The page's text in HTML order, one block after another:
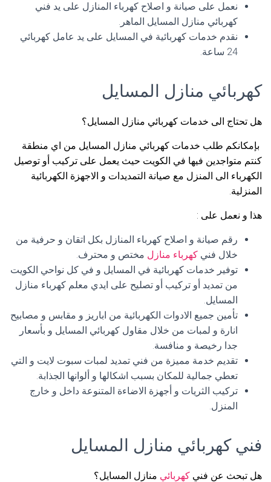
نعمل على صيانة و اصلاح كهرباء المنازل على يد فني
كهربائي منازل المسايل الماهر.
نقدم خدمات كهربائية في المسايل على يد عامل كهربائي
24 ساعة.
كهربائي منازل المسايل
هل تحتاج الى خدمات كهربائي منازل المسايل؟
بإمكانكم طلب خدمات كهربائي منازل المسايل من اي منطقة
كنتم متواجدين فيها في الكويت حيث يعمل على تركيب أو توصيل
الكهرباء الى المنزل مع صيانة التمديدات و الاجهزة الكهربائية
المنزلية.
هذا و نعمل على :
رقم صيانة و اصلاح كهرباء المنازل بكل اتقان و حرفية من
خلال فني كهرباء منازل مختص و محترف.
توفير خدمات كهربائية في المسايل و في كل نواحي الكويت
من تمديد أو تركيب أو تصليح على ايدي معلم كهرباء منازل
المسايل.
تأمين جميع الادوات الكهربائية من اباريز و مقابس و مصابيح
انارة و لمبات من خلال مقاول كهربائي المسايل و بأسعار
جدا رخيصة و منافسة.
تقديم خدمة مميزة من فني تمديد لمبات سبوت لايت و التي
تعطي جمالية للمكان بسبب اشكالها و ألوانها الجذابة.
تركيب الثريات و أجهزة الاضاءة المتنوعة داخل و خارج
المنزل.
فني كهربائي منازل المسايل
هل تبحث عن فني كهربائي منازل المسايل؟